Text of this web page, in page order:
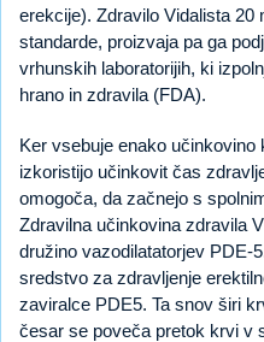
erekcije). Zdravilo Vidalista
standarde, proizvaja pa ga
vrhunskih laboratorijih, ki
hrano in zdravila (FDA).
Ker vsebuje enako
izkoristijo učinkovit čas
omogoča, da začnejo s
Zdravilna učinkovina zdravila
družino vazodilatatorjev PDE-
sredstvo za zdravljenje
zaviralce PDE5. Ta snov širi
česar se poveča pretok krvi v